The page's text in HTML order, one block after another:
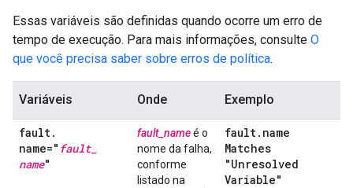
Essas variáveis são definidas quando ocorre um erro de
tempo de execução. Para mais informações, consulte O
que você precisa saber sobre erros de política.
Variáveis Onde Exemplo
fault.
name=" fault_
name"
fault_nameé o
nome da falha,
conforme
listado na
fault. name
Matches
"Unresolved
Variable"